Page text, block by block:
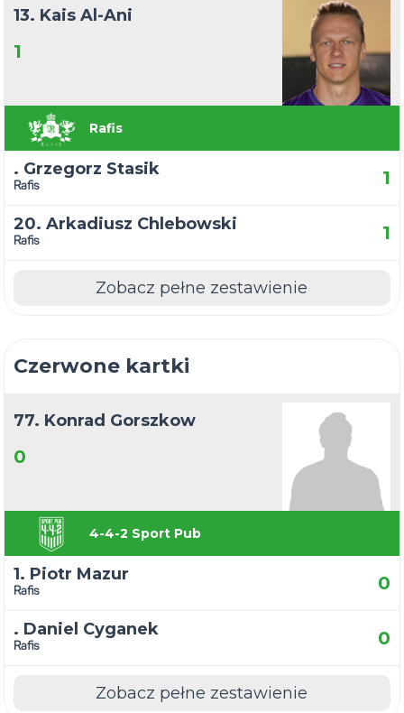
13. Kais Al-Ani
1
Rafis
. Grzegorz Stasik
Rafis 1
20. Arkadiusz Chlebowski
Rafis 1
Zobacz pełne zestawienie
Czerwone kartki
77. Konrad Gorszkow
0
4-4-2 Sport Pub
1. Piotr Mazur
Rafis 0
. Daniel Cyganek
Rafis 0
Zobacz pełne zestawienie